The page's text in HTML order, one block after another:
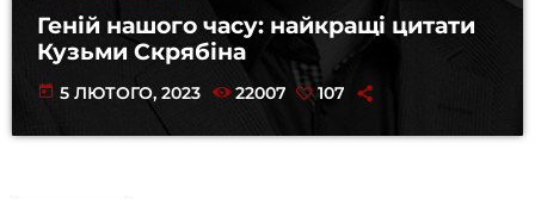
Геній нашого часу: найкращі цитати
Кузьми Скрябіна
today 5 ЛЮТОГО, 2023 22007 107